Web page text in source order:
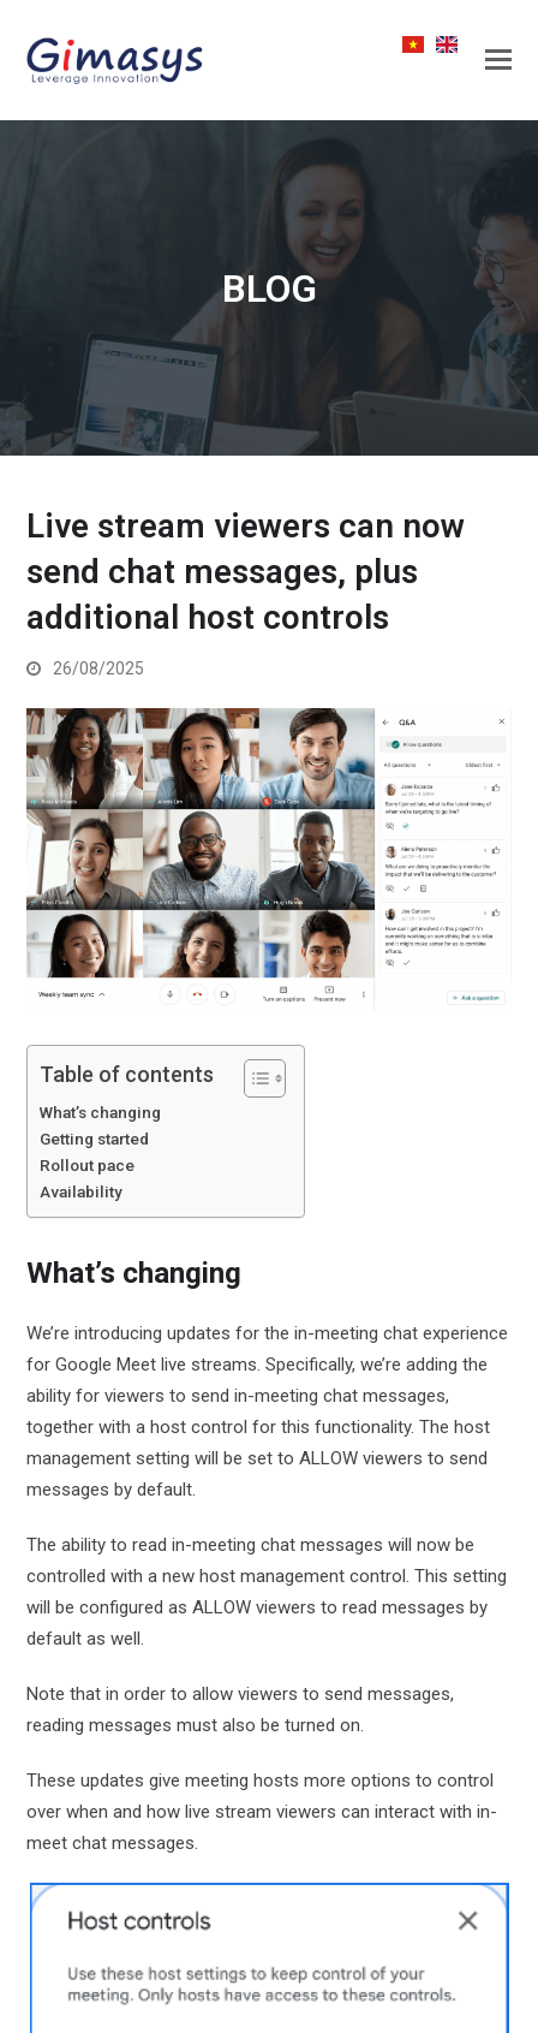
BLOG
Live stream viewers can now
send chat messages, plus
additional host controls
26/08/2025
Table of contents
What’s changing
Getting started
Rollout pace
Availability
What’s changing
We’re introducing updates for the in-meeting chat experience
for Google Meet live streams. Specifically, we’re adding the
ability for viewers to send in-meeting chat messages,
together with a host control for this functionality. The host
management setting will be set to ALLOW viewers to send
messages by default.
The ability to read in-meeting chat messages will now be
controlled with a new host management control. This setting
will be configured as ALLOW viewers to read messages by
default as well.
Note that in order to allow viewers to send messages,
reading messages must also be turned on.
These updates give meeting hosts more options to control
over when and how live stream viewers can interact with in-
meet chat messages.